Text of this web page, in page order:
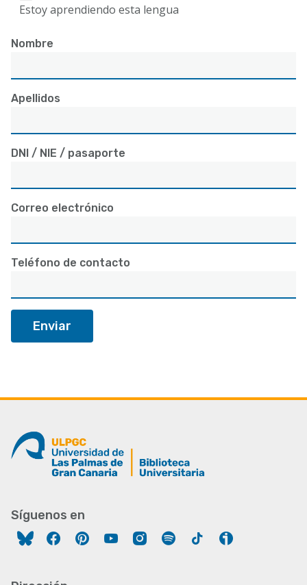
Estoy aprendiendo esta lengua
Nombre
Apellidos
DNI / NIE / pasaporte
Correo electrónico
Teléfono de contacto
Síguenos en
FacebookPinterestYouTubeInstagram
Spotify Tiktok